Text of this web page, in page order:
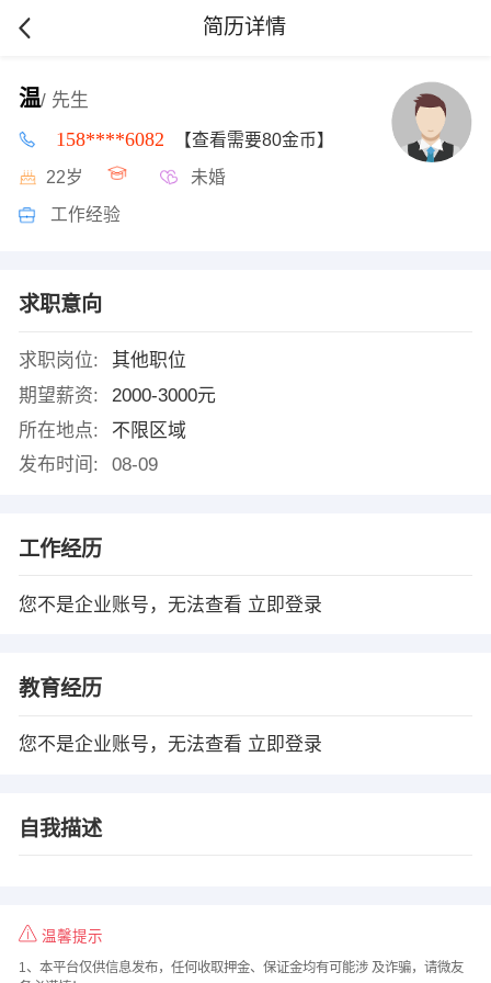
简历详情
温/ 先生
158****6082 【查看需要80金币】
22岁 未婚
工作经验
求职意向
求职岗位:
其他职位
期望薪资:
2000-3000元
所在地点:
不限区域
发布时间:
08-09
工作经历
您不是企业账号，无法查看 立即登录
教育经历
您不是企业账号，无法查看 立即登录
自我描述
温馨提示
1、本平台仅供信息发布，任何收取押金、保证金均有可能涉 及诈骗，请微友